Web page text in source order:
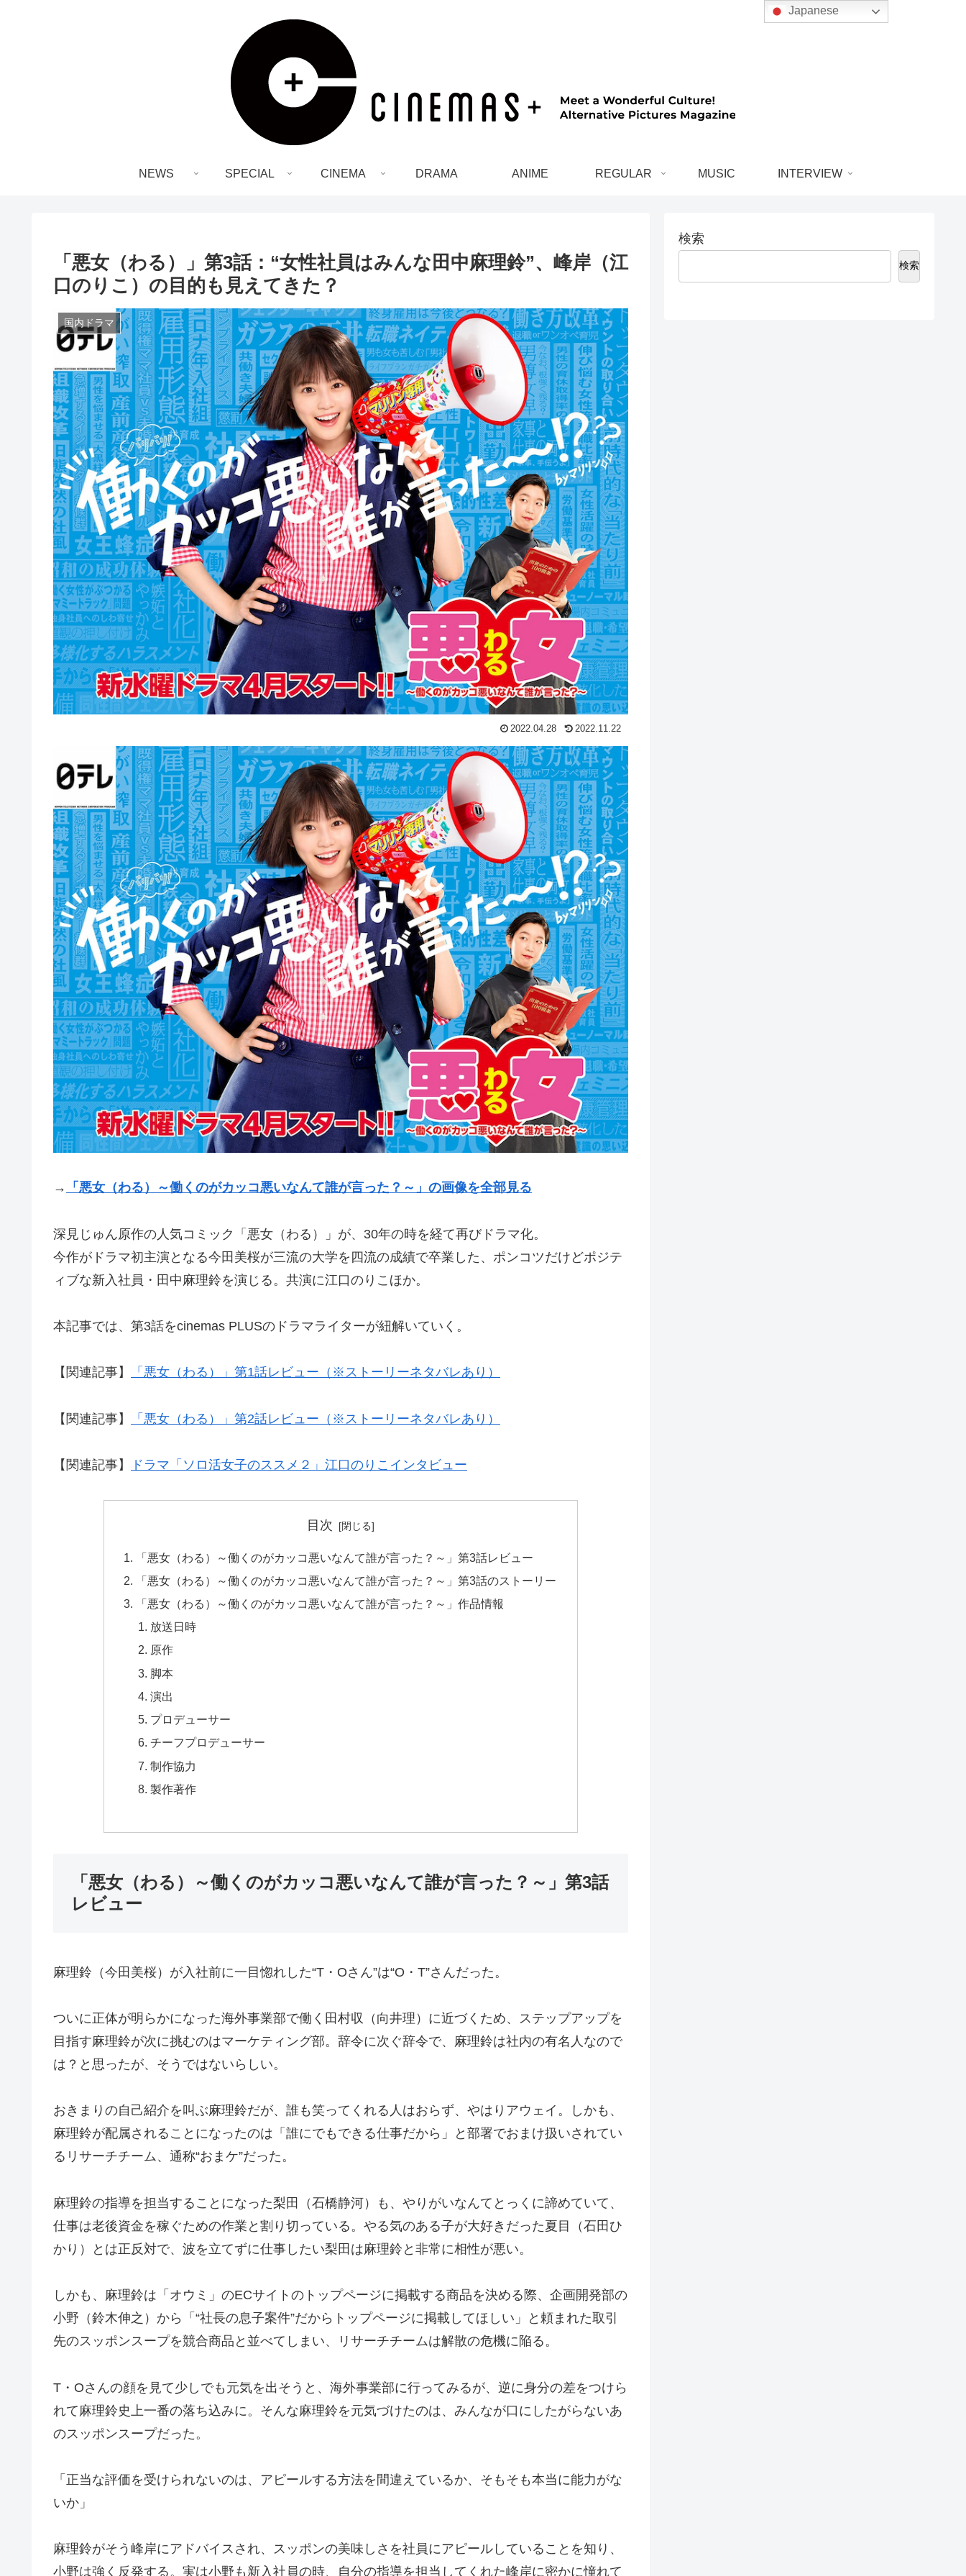
NEWS SPECIAL CINEMA DRAMA ANIME REGULAR MUSIC INTERVIEW
「悪女（わる）」第3話：“女性社員はみんな田中麻理鈴”、峰岸（江
口のりこ）の目的も見えてきた？
国内ドラマ
2022.04.28 2022.11.22
→ 「悪女（わる）～働くのがカッコ悪いなんて誰が言った？～」の画像を全部見る
深見じゅん原作の人気コミック「悪女（わる）」が、30年の時を経て再びドラマ化。
今作がドラマ初主演となる今田美桜が三流の大学を四流の成績で卒業した、ポンコツだけどポジテ
ィブな新入社員・田中麻理鈴を演じる。共演に江口のりこほか。
本記事では、第3話をcinemas PLUSのドラマライターが紐解いていく。
【関連記事】 「悪女（わる）」第1話レビュー（※ストーリーネタバレあり）
【関連記事】 「悪女（わる）」第2話レビュー（※ストーリーネタバレあり）
【関連記事】 ドラマ「ソロ活女子のススメ２」江口のりこインタビュー
目次
「悪女（わる）～働くのがカッコ悪いなんて誰が言った？～」第3話レビュー
「悪女（わる）～働くのがカッコ悪いなんて誰が言った？～」第3話のストーリー
「悪女（わる）～働くのがカッコ悪いなんて誰が言った？～」作品情報
放送日時
原作
脚本
演出
プロデューサー
チーフプロデューサー
制作協力
製作著作
「悪女（わる）～働くのがカッコ悪いなんて誰が言った？～」第3話
レビュー
麻理鈴（今田美桜）が入社前に一目惚れした“T・Oさん”は“O・T”さんだった。
ついに正体が明らかになった海外事業部で働く田村収（向井理）に近づくため、ステップアップを
目指す麻理鈴が次に挑むのはマーケティング部。辞令に次ぐ辞令で、麻理鈴は社内の有名人なので
は？と思ったが、そうではないらしい。
おきまりの自己紹介を叫ぶ麻理鈴だが、誰も笑ってくれる人はおらず、やはりアウェイ。しかも、
麻理鈴が配属されることになったのは「誰にでもできる仕事だから」と部署でおまけ扱いされてい
るリサーチチーム、通称“おまケ”だった。
麻理鈴の指導を担当することになった梨田（石橋静河）も、やりがいなんてとっくに諦めていて、
仕事は老後資金を稼ぐための作業と割り切っている。やる気のある子が大好きだった夏目（石田ひ
かり）とは正反対で、波を立てずに仕事したい梨田は麻理鈴と非常に相性が悪い。
しかも、麻理鈴は「オウミ」のECサイトのトップページに掲載する商品を決める際、企画開発部の
小野（鈴木伸之）から「“社長の息子案件”だからトップページに掲載してほしい」と頼まれた取引
先のスッポンスープを競合商品と並べてしまい、リサーチチームは解散の危機に陥る。
T・Oさんの顔を見て少しでも元気を出そうと、海外事業部に行ってみるが、逆に身分の差をつけら
れて麻理鈴史上一番の落ち込みに。そんな麻理鈴を元気づけたのは、みんなが口にしたがらないあ
のスッポンスープだった。
「正当な評価を受けられないのは、アピールする方法を間違えているか、そもそも本当に能力がな
いか」
麻理鈴がそう峰岸にアドバイスされ、スッポンの美味しさを社員にアピールしていることを知り、
小野は強く反発する。実は小野も新入社員の時、自分の指導を担当してくれた峰岸に密かに憧れて
検索
検索
Japanese